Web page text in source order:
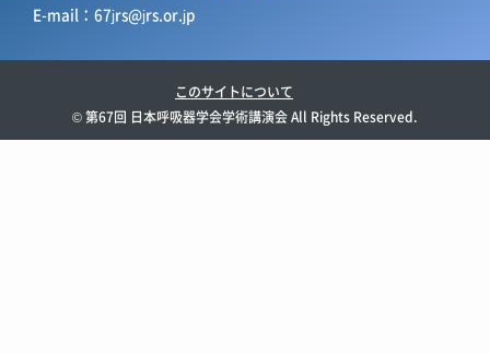
E-mail： 67jrs@jrs.or.jp
このサイトについて
© 第67回 日本呼吸器学会学術講演会 All Rights Reserved.